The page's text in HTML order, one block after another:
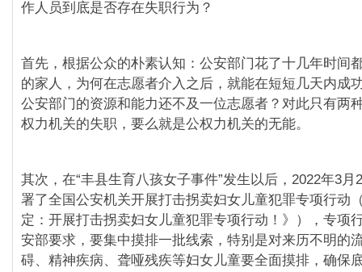
作人员到底是否存在失职行为？
首先，根据公众的朴素认知：公安部门花了十几年时间
的家人，为何在志愿者介入之后，就能在短短几天内成
公安部门的资源和能力还不及一位志愿者？对此只有两
权力机关的失职，要么就是公权力机关的无能。
其次，在“丰县生育八孩女子事件”发生以后，2022年3月
署了全国公安机关开展打击拐卖妇女儿童犯罪专项行动
定：开展打击拐卖妇女儿童犯罪专项行动！》），专项
安部要求，要集中摸排一批线索，特别是对来历不明的
碍、精神疾病、聋哑残疾等妇女儿童要全面摸排，确保